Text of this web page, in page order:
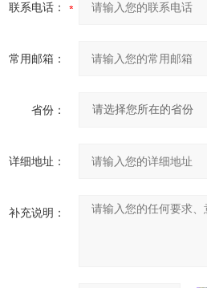
联系电话：
常用邮箱：
省份：
详细地址：
补充说明：